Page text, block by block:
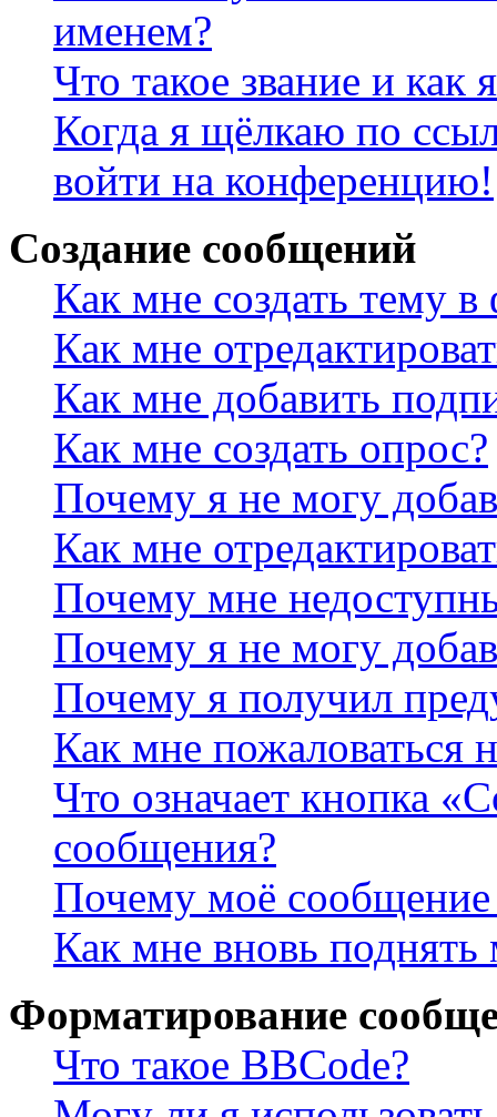
именем?
Что такое звание и как
Когда я щёлкаю по
войти на конференцию!
Создание сообщений
Как мне создать тему
Как мне
Как мне добавить
Как мне создать опрос?
Почему я не могу
Как мне
Почему мне
Почему я не могу
Почему я получил
Как мне пожаловаться
Что означает кнопка
сообщения?
Почему моё сообщение
Как мне вновь
Форматирование
Что такое BBCode?